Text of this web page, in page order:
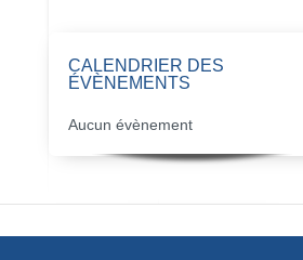
CALENDRIER DES
ÉVÈNEMENTS
Aucun évènement